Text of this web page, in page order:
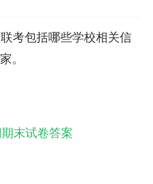
考包括哪些学校相关信
。
末试卷答案